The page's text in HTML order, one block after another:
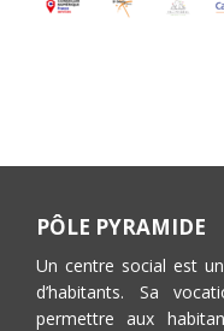
PÔLE PYRAMIDE
Un centre social est
d’habitants. Sa
permettre aux